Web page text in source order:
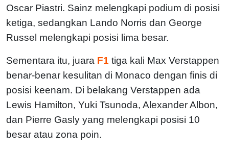
Oscar Piastri. Sainz melengkapi podium di posisi
ketiga, sedangkan Lando Norris dan George
Russel melengkapi posisi lima besar.
Sementara itu, juara F1 tiga kali Max Verstappen
benar-benar kesulitan di Monaco dengan finis di
posisi keenam. Di belakang Verstappen ada
Lewis Hamilton, Yuki Tsunoda, Alexander Albon,
dan Pierre Gasly yang melengkapi posisi 10
besar atau zona poin.